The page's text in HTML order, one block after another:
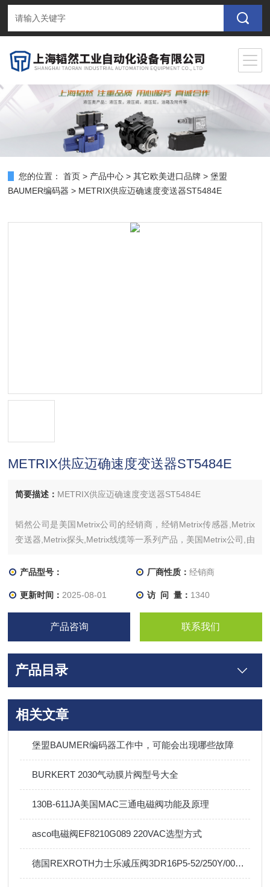
您的位置： 首页 > 产品中心 >其它欧美进口品牌 >堡盟
BAUMER编码器 > METRIX供应迈确速度变送器ST5484E
METRIX供应迈确速度变送器ST5484E
简要描述： METRIX供应迈确速度变送器ST5484E
韬然公司是美国Metrix公司的经销商，经销Metrix传感器,Metrix
变送器,Metrix探头,Metrix线缆等一系列产品，美国Metrix公司,由
最初专注于地球物理勘探，该技术还发现了在工业机械振动测量
已经持续
产品型号： 厂商性质： 经销商
更新时间： 2025-08-01 访 问 量： 1340
产品咨询 联系我们
产品目录
相关文章
堡盟BAUMER编码器工作中，可能会出现哪些故障
BURKERT ​2030气动膜片阀型号大全
130B-611JA美国MAC三通电磁阀功能及原理
asco电磁阀EF8210G089 220VAC选型方式
德国REXROTH力士乐减压阀3DR16P5-52/250Y/00M选购指南